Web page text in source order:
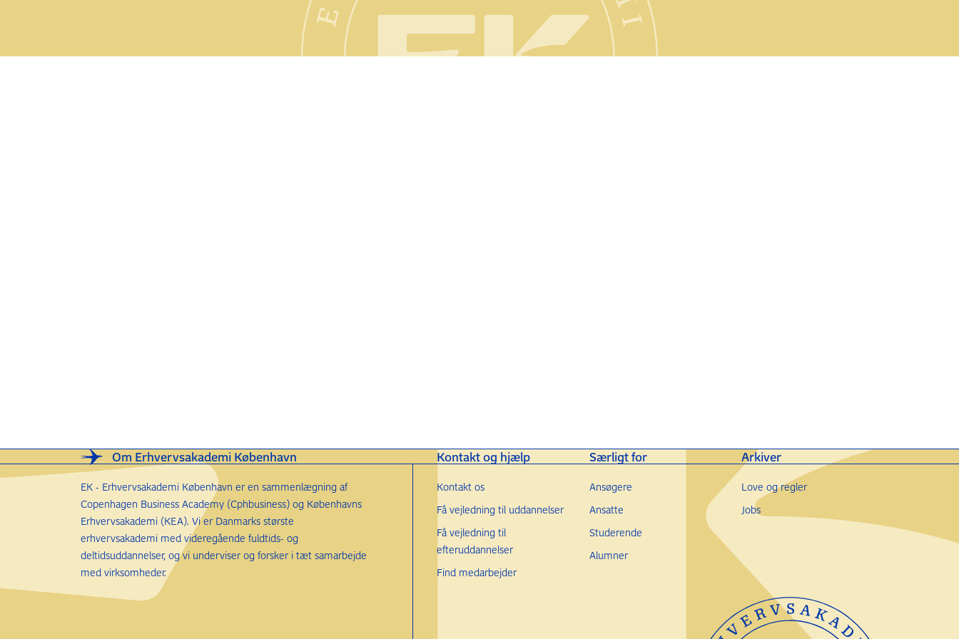
Om Erhvervsakademi København Kontakt og hjælp Særligt for Arkiver
EK - Erhvervsakademi København er en sammenlægning af
Copenhagen Business Academy (Cphbusiness) og Københavns
Erhvervsakademi (KEA). Vi er Danmarks største
erhvervsakademi med videregående fuldtids- og
deltidsuddannelser, og vi underviser og forsker i tæt samarbejde
med virksomheder.
Kontakt os
Få vejledning til uddannelser
Få vejledning til
efteruddannelser
Find medarbejder
Ansøgere
Ansatte
Studerende
Alumner
Love og regler
Jobs